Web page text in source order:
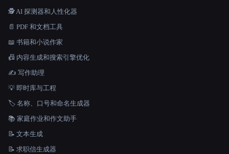
🕵️ AI 探测器和人性化器
📄 PDF 和文档工具
📖 书籍和小说作家
📠 内容生成和搜索引擎优化
✍️ 写作助理
💡 即时库与工程
🏷️ 名称、口号和命名生成器
📚 家庭作业和作文助手
📝 文本生成
📝 求职信生成器